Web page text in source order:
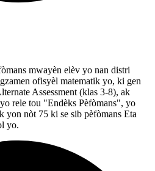
mwayèn elèv yo nan distri
ofisyèl matematik yo, ki gen
Assessment (klas 3-8), ak
rele tou "Endèks Pèfòmans", yo
yon nòt 75 ki se sib pèfòmans Eta
yo.